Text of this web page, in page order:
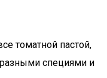
томатной пастой,
специями и